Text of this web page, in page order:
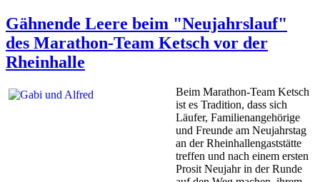
Gähnende Leere beim "Neujahrslauf"
des Marathon-Team Ketsch vor der
Rheinhalle
Beim Marathon-Team Ketsch
ist es Tradition, dass sich
Läufer, Familienangehörige
und Freunde am Neujahrstag
an der Rheinhallengaststätte
treffen und nach einem ersten
Prosit Neujahr in der Runde